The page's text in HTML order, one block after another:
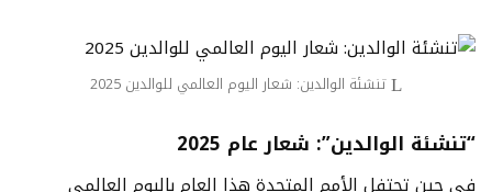
تنشئة الوالدين: شعار اليوم العالمي للوالدين 2025
“تنشئة الوالدين”: شعار عام 2025
في حين تحتفل الأمم المتحدة هذا العام باليوم العالمي